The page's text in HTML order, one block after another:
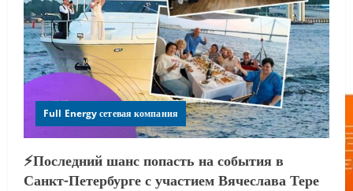
Full Energy сетевая компания
⚡️Последний шанс попасть на события в
Санкт-Петербурге с участием Вячеслава Тере